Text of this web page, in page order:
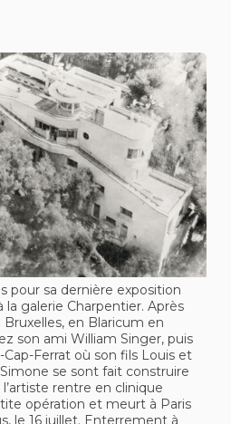
pour sa dernière exposition
la galerie Charpentier. Après
en Blaricum en
son ami William Singer, puis
Cap-Ferrat où son fils Louis et
se sont fait construire
rentre en clinique
opération et meurt à Paris
le 16 juillet. Enterrement à